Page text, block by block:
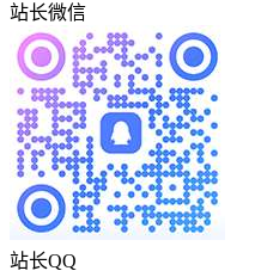
站长微信
站长QQ